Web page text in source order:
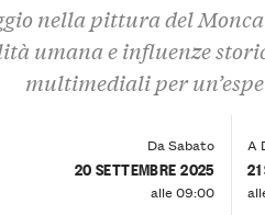
nella pittura del
umana e influenze
multimediali per
Da Sabato
20 SETTEMBRE 2025
alle 09:00
A